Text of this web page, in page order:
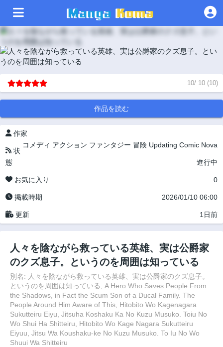
10/ 10 (10)
作品を読む
作家
コメディ アクション ファンタジー 冒険 Updating Comic Nova
状
態
進行中
お気に入り 0
掲載時期 2026/01/10 06:00
更新 1日前
人々を陰ながら救っている英雄、実は公爵家
のクズ息子。というのを周囲は知っている
別名: 人々を陰ながら救っている英雄、実は公爵家のクズ息子。
というのを周囲は知っている, A Hero Who Saves People From
the Shadows, in Fact the Scum Son of a Ducal Family. The
People Around Him Aware of This, Hitobito Wo Kagenagara
Sukutteiru Eiyu, Jitsuha Koshaku Ka No Kuzu Musuko. Toiu No
Wo Shui Ha Shitteiru, Hitobito Wo Kage Nagara Sukutteiru
Eiyuu, Jitsu Wa Koushaku-ke No Kuzu Musuko. To Iu No Wo
Shuui Wa Shitteiru